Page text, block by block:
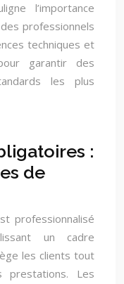
l’importance
professionnels
techniques et
garantir des
les plus
:
de
professionnalisé
un cadre
les clients tout
prestations. Les